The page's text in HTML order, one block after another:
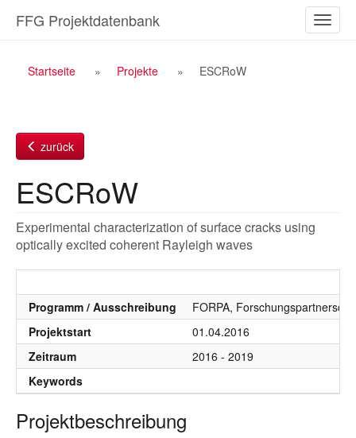
Inhalt
ein-/
FFG Projektdatenbank
Breadcrumb
Startseite Projekte ESCRoW
zurück
ESCRoW
Experimental characterization of surface cracks using
optically excited coherent Rayleigh waves
Programm / Ausschreibung
FORPA,
Projektstart
01.04.2016
Zeitraum
2016 - 2019
Keywords
Projektbeschreibung